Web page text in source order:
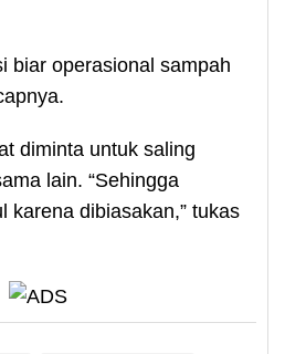
biar operasional sampah
diminta untuk saling
lain. “Sehingga
karena dibiasakan,” tukas